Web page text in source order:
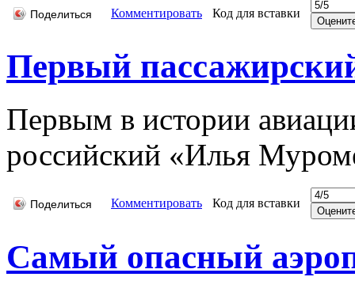
Поделиться Комментировать Код для вставки
Первый
Первым в истории
российский «Илья
Поделиться Комментировать Код для вставки
Самый опасный